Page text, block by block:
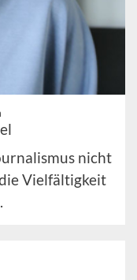
nicht
Vielfältigkeit